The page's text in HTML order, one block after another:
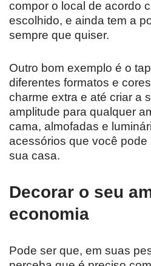
compor o local de acordo
escolhido, e ainda tem a
sempre que quiser.
Outro bom exemplo é o
diferentes formatos e
charme extra e até criar a
amplitude para qualquer
cama, almofadas e
acessórios que você pode
sua casa.
Decorar o seu
economia
Pode ser que, em suas